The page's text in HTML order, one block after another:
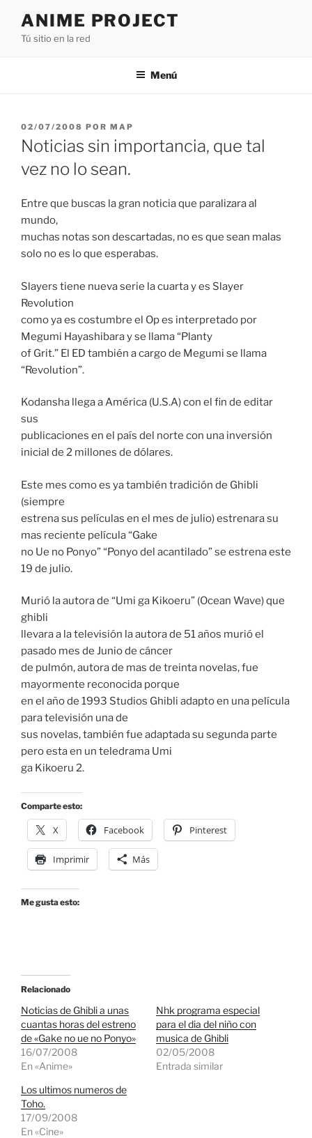
contenido
ANIME PROJECT
Tú sitio en la red
Menú
PUBLICADO
EL
02/07/2008 POR MAP
Noticias sin importancia, que tal
vez no lo sean.
Entre que buscas la gran noticia que paralizara al
mundo,
muchas notas son descartadas, no es que sean malas
solo no es lo que esperabas.
Slayers tiene nueva serie la cuarta y es Slayer
Revolution
como ya es costumbre el Op es interpretado por
Megumi Hayashibara y se llama “Planty
of Grit.” El ED también a cargo de Megumi se llama
“Revolution”.
Kodansha llega a América (U.S.A) con el fin de editar
sus
publicaciones en el país del norte con una inversión
inicial de 2 millones de dólares.
Este mes como es ya también tradición de Ghibli
(siempre
estrena sus películas en el mes de julio) estrenara su
mas reciente película “Gake
no Ue no Ponyo” “Ponyo del acantilado” se estrena este
19 de julio.
Murió la autora de “Umi ga Kikoeru” (Ocean Wave) que
ghibli
llevara a la televisión la autora de 51 años murió el
pasado mes de Junio de cáncer
de pulmón, autora de mas de treinta novelas, fue
mayormente reconocida porque
en el año de 1993 Studios Ghibli adapto en una película
para televisión una de
sus novelas, también fue adaptada su segunda parte
pero esta en un teledrama Umi
ga Kikoeru 2.
Comparte esto:
X Facebook Pinterest
Imprimir Más
Me gusta esto:
Relacionado
Noticias de Ghibli a unas
cuantas horas del estreno
de «Gake no ue no Ponyo»
16/07/2008
En «Anime»
Nhk programa especial
para el dia del niño con
musica de Ghibli
02/05/2008
Entrada similar
Los ultimos numeros de
Toho.
17/09/2008
En «Cine»